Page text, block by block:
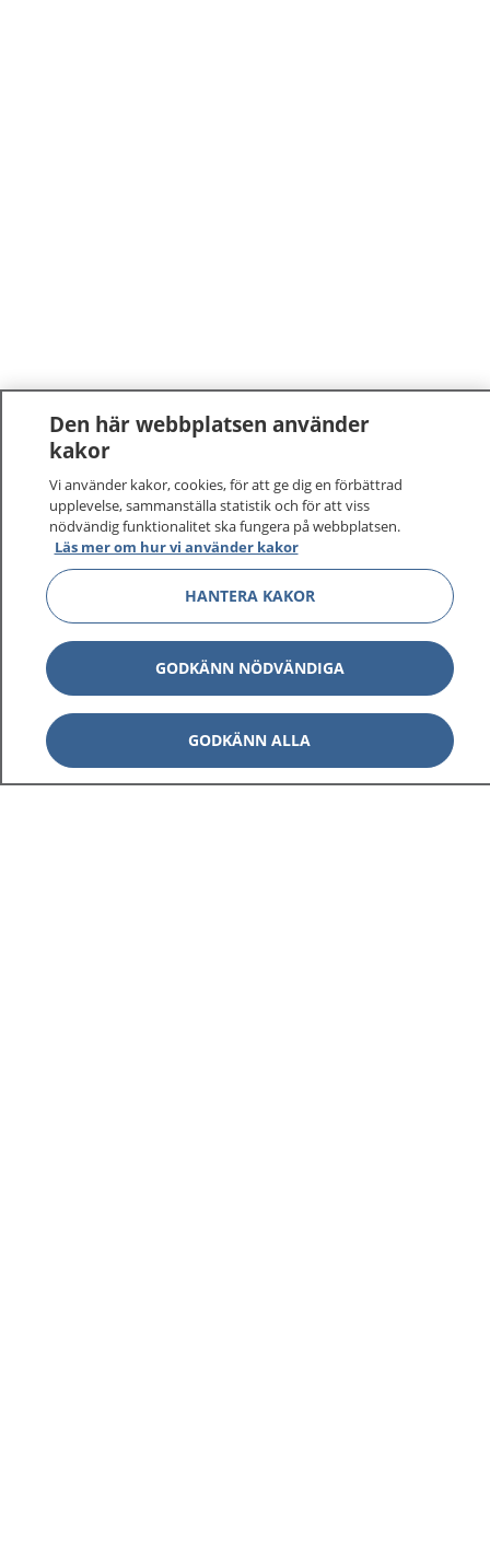
Den här webbplatsen använder
kakor
Vi använder kakor, cookies, för att ge dig en förbättrad
upplevelse, sammanställa statistik och för att viss
nödvändig funktionalitet ska fungera på webbplatsen.
Läs mer om hur vi använder kakor
HANTERA KAKOR
GODKÄNN NÖDVÄNDIGA
GODKÄNN ALLA